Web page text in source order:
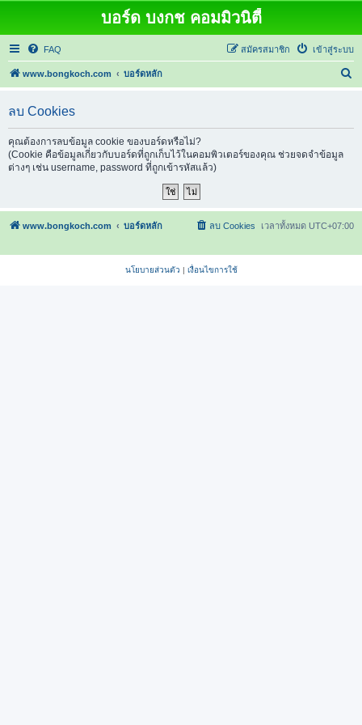
บอร์ด บงกช คอมมิวนิตี้
FAQ เข้าสู่ระบบ
สมัครสมาชิก
www.bongkoch.com บอร์ดหลัก
า
ลบ Cookies
คุณต้องการลบข้อมูล cookie ของบอร์ดหรือไม่?
(Cookie คือข้อมูลเกี่ยวกับบอร์ดที่ถูกเก็บไว้ในคอมพิวเตอร์ของคุณ ช่วยจดจำข้อมูล
ต่างๆ เช่น username, password ที่ถูกเข้ารหัสแล้ว)
www.bongkoch.com บอร์ดหลัก เวลาทั้งหมด UTC+07:00
ลบ Cookies
นโยบายส่วนตัว | เงื่อนไขการใช้